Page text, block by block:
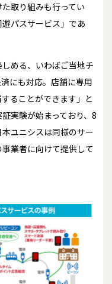
取り組みも行ってい
パスサービス」であ
しめる、いわばご当地チ
にも対応。店舗に専用
ることができます」と
実験が始まっており、8
ユニシスは同様のサー
業者に向けて提供して